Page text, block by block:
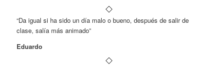
“Da igual si ha sido un día malo o bueno, después de salir de
clase, salía más animado”
Eduardo